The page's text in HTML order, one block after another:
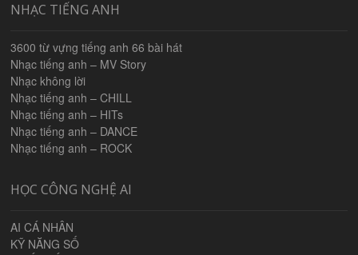
NHẠC TIẾNG ANH
3600 từ vựng tiếng anh 66 bài hát
Nhạc tiếng anh – MV Story
Nhạc không lời
Nhạc tiếng anh – CHILL
Nhạc tiếng anh – HITs
Nhạc tiếng anh – DANCE
Nhạc tiếng anh – ROCK
HỌC CÔNG NGHỆ AI
AI CÁ NHÂN
KỸ NĂNG SỐ